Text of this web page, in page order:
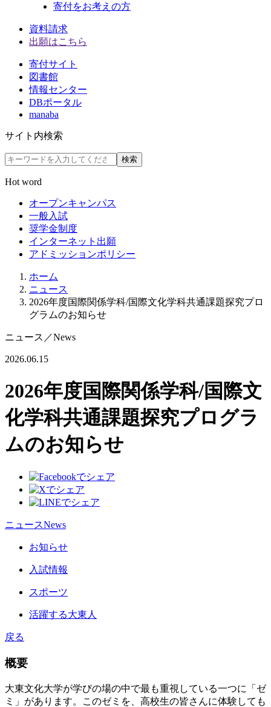
寄付をお考えの方
資料請求
出願はこちら
寄付サイト
図書館
情報センター
DBポータル
manaba
サイト内検索
検索
Hot word
オープンキャンパス
一般入試
奨学金制度
インターネット出願
アドミッションポリシー
ホーム
ニュース
2026年度国際関係学科/国際文化学科共通課題探究プロ
グラムのお知らせ
ニュース ／News
2026.06.15
2026年度国際関係学科/国際文
化学科共通課題探究プログラ
ムのお知らせ
ニュースNews
お知らせ
入試情報
スポーツ
活躍する大東人
戻る
概要
大東文化大学が学びの場の中で最も重視している一つに「ゼ
ミ」があります。このゼミを、高校生の皆さんに体験しても